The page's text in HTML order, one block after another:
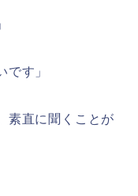
です」
素直に聞くことが